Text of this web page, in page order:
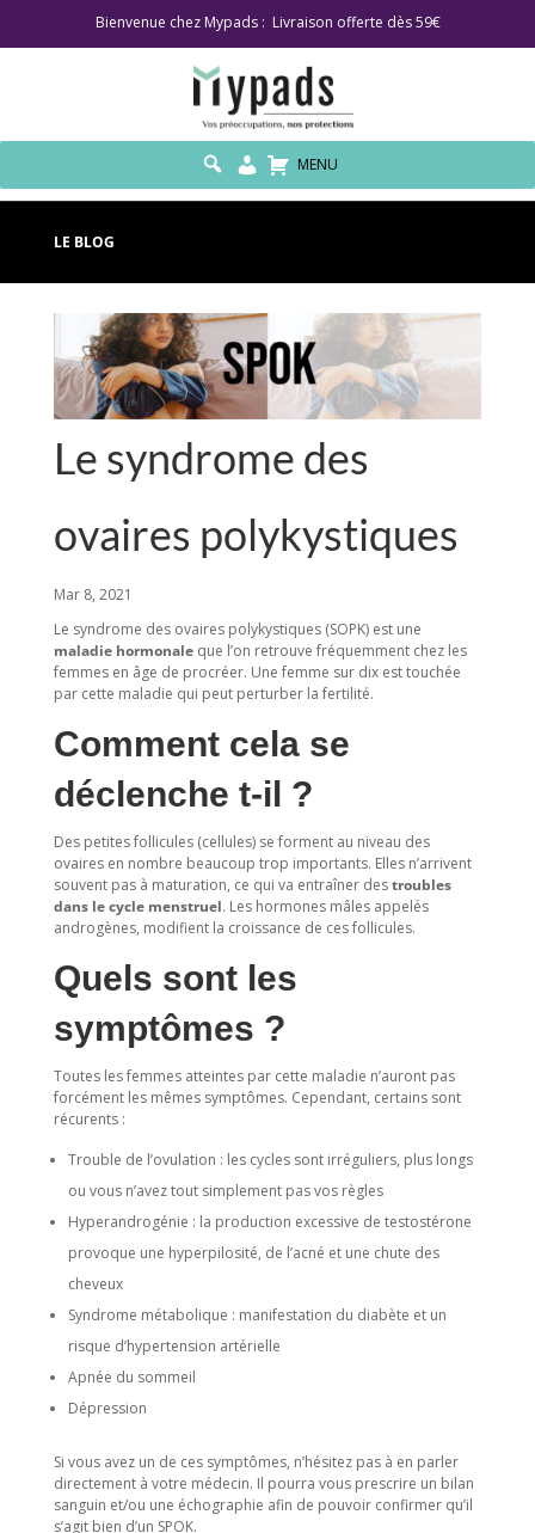
Bienvenue chez Mypads : Livraison offerte dès 59€
MENU
LE BLOG
Le syndrome des
ovaires polykystiques
Mar 8, 2021
Le syndrome des ovaires polykystiques (SOPK) est une
maladie hormonaleque l’on retrouve fréquemment chez les
femmes en âge de procréer. Une femme sur dix est touchée
par cette maladie qui peut perturber la fertilité.
Comment cela se
déclenche t-il ?
Des petites follicules (cellules) se forment au niveau des
ovaires en nombre beaucoup trop importants. Elles n’arrivent
souvent pas à maturation, ce qui va entraîner destroubles
dans le cycle menstruel. Les hormones mâles appelés
androgènes, modifient la croissance de ces follicules.
Quels sont les
symptômes ?
Toutes les femmes atteintes par cette maladie n’auront pas
forcément les mêmes symptômes. Cependant, certains sont
récurents :
Trouble de l’ovulation : les cycles sont irréguliers, plus longs
ou vous n’avez tout simplement pas vos règles
Hyperandrogénie : la production excessive de testostérone
provoque une hyperpilosité, de l’acné et une chute des
cheveux
Syndrome métabolique : manifestation du diabète et un
risque d’hypertension artérielle
Apnée du sommeil
Dépression
Si vous avez un de ces symptômes, n’hésitez pas à en parler
directement à votre médecin. Il pourra vous prescrire un bilan
sanguin et/ou une échographie afin de pouvoir confirmer qu’il
s’agit bien d’un SPOK.